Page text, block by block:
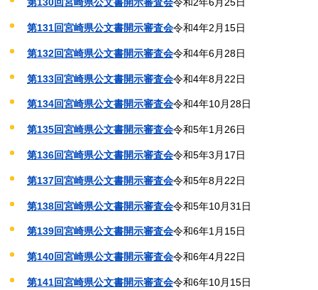
第131回宮崎県公文書開示審査会令和4年2月15日
第132回宮崎県公文書開示審査会令和4年6月28日
第133回宮崎県公文書開示審査会令和4年8月22日
第134回宮崎県公文書開示審査会令和4年10月28日
第135回宮崎県公文書開示審査会令和5年1月26日
第136回宮崎県公文書開示審査会令和5年3月17日
第137回宮崎県公文書開示審査会令和5年8月22日
第138回宮崎県公文書開示審査会令和5年10月31日
第139回宮崎県公文書開示審査会令和6年1月15日
第140回宮崎県公文書開示審査会令和6年4月22日
第141回宮崎県公文書開示審査会令和6年10月15日